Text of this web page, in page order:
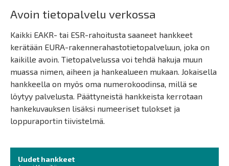
Avoin tietopalvelu verkossa
Kaikki EAKR- tai ESR-rahoitusta saaneet hankkeet
kerätään EURA-rakennerahastotietopalveluun, joka on
kaikille avoin. Tietopalvelussa voi tehdä hakuja muun
muassa nimen, aiheen ja hankealueen mukaan. Jokaisella
hankkeella on myös oma numerokoodinsa, millä se
löytyy palvelusta. Päättyneistä hankkeista kerrotaan
hankekuvauksen lisäksi numeeriset tulokset ja
loppuraportin tiivistelmä.
Uudet hankkeet